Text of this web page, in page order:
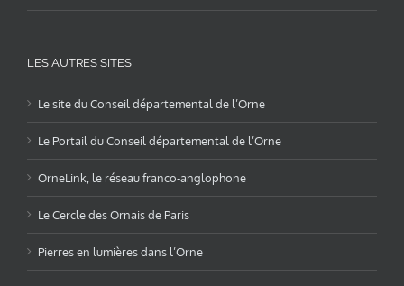
LES AUTRES SITES
Le site du Conseil départemental de l’Orne
Le Portail du Conseil départemental de l’Orne
OrneLink, le réseau franco-anglophone
Le Cercle des Ornais de Paris
Pierres en lumières dans l’Orne